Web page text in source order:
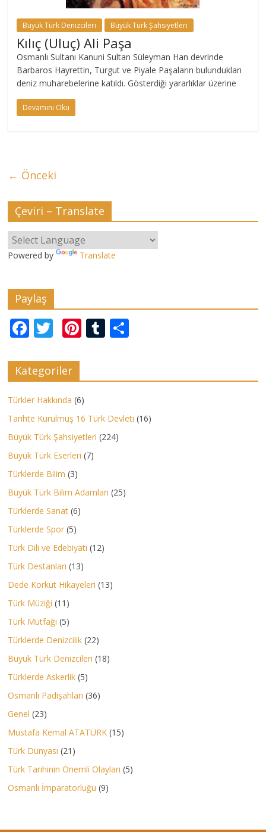
Büyük Türk Denizcileri Büyük Türk Şahsiyetleri
Kılıç (Uluç) Ali Paşa
Osmanlı Sultanı Kanuni Sultan Süleyman Han devrinde
Barbaros Hayrettin, Turgut ve Piyale Paşaların bulundukları
deniz muharebelerine katıldı. Gösterdiği yararlıklar üzerine
Devamını Oku
← Önceki
Çeviri – Translate
Powered by Translate
Paylaş
F
e
b
o
o
k
T
itt
er
Pi
e
st
T
bl aş
Kategoriler
Türkler Hakkında (6)
Tarihte Kurulmuş 16 Türk Devleti (16)
Büyük Türk Şahsiyetleri (224)
Büyük Türk Eserleri (7)
Türklerde Bilim (3)
Büyük Türk Bilim Adamları (25)
Türklerde Sanat (6)
Türklerde Spor (5)
Türk Dili ve Edebiyatı (12)
Türk Destanları (13)
Dede Korkut Hikayeleri (13)
Türk Müziği (11)
Türk Mutfağı (5)
Türklerde Denizcilik (22)
Büyük Türk Denizcileri (18)
Türklerde Askerlik (5)
Osmanlı Padişahları (36)
Genel (23)
Mustafa Kemal ATATÜRK (15)
Türk Dünyası (21)
Türk Tarihinin Önemli Olayları (5)
Osmanlı İmparatorluğu (9)